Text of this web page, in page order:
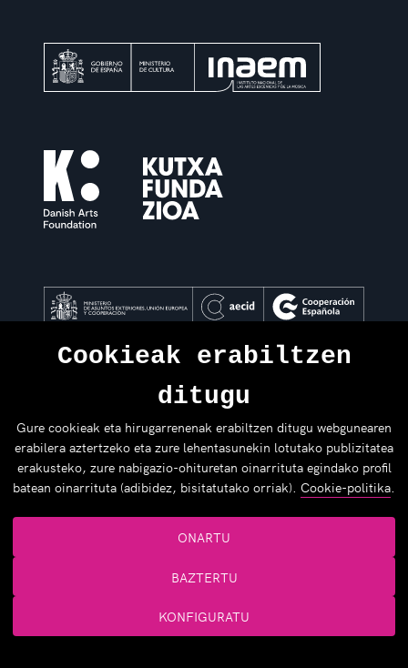
Cookieak erabiltzen
ditugu
Gure cookieak eta hirugarrenenak erabiltzen ditugu webgunearen
erabilera aztertzeko eta zure lehentasunekin lotutako publizitatea
erakusteko, zure nabigazio-ohituretan oinarrituta egindako profil
batean oinarrituta (adibidez, bisitatutako orriak). Cookie-politika.
KONFIGURATU
BAZTERTU
ONARTU